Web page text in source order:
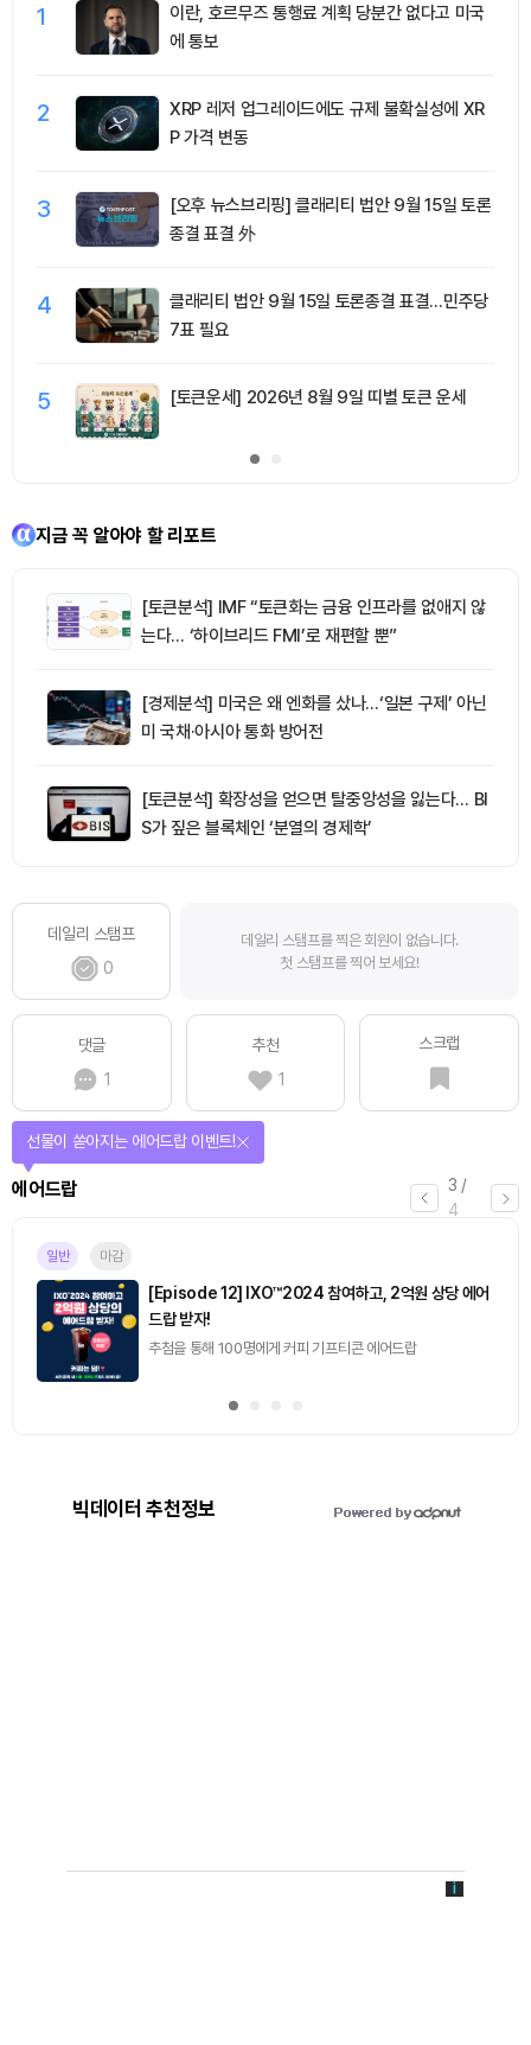
1
이란, 호르무즈 통행료 계획 당분간 없다고 미국
에 통보
2
XRP 레저 업그레이드에도 규제 불확실성에 XR
P 가격 변동
3
[오후 뉴스브리핑] 클래리티 법안 9월 15일 토론
종결 표결 外
4
클래리티 법안 9월 15일 토론종결 표결…민주당
7표 필요
5 [토큰운세] 2026년 8월 9일 띠별 토큰 운세
지금 꼭 알아야 할 리포트
[토큰분석] IMF “토큰화는 금융 인프라를 없애지 않
는다… ‘하이브리드 FMI’로 재편할 뿐”
[경제분석] 미국은 왜 엔화를 샀나…‘일본 구제’ 아닌
미 국채·아시아 통화 방어전
[토큰분석] 확장성을 얻으면 탈중앙성을 잃는다… BI
S가 짚은 블록체인 ‘분열의 경제학’
데일리 스탬프
0
데일리 스탬프를 찍은 회원이 없습니다.
첫 스탬프를 찍어 보세요!
댓글
1
추천
1
스크랩
4 /
4
퀴즈
퀴즈풀고 선물 받자!
마감
[토큰포스트] 기사 퀴즈 658회차
2026.08.07 (금) ~ 2026.08.08 (토)
빅데이터 추천정보